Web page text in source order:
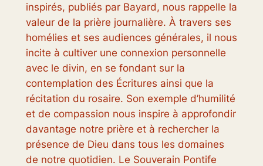
inspirés, publiés par Bayard, nous rappelle la
valeur de la prière journalière. À travers ses
homélies et ses audiences générales, il nous
incite à cultiver une connexion personnelle
avec le divin, en se fondant sur la
contemplation des Écritures ainsi que la
récitation du rosaire. Son exemple d’humilité
et de compassion nous inspire à approfondir
davantage notre prière et à rechercher la
présence de Dieu dans tous les domaines
de notre quotidien. Le Souverain Pontife